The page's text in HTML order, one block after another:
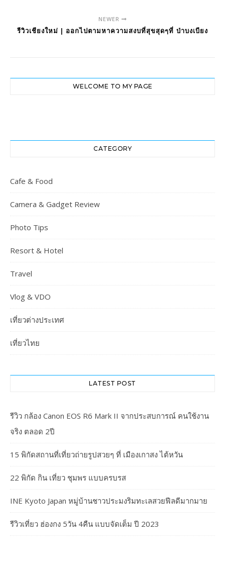
NEWER
รีวิวเชียงใหม่ | ออกไปตามหาความสงบที่สุขสุดๆที่ ป่าบงเบียง
WELCOME TO MY PAGE
CATEGORY
Cafe & Food
Camera & Gadget Review
Photo Tips
Resort & Hotel
Travel
Vlog & VDO
เที่ยวต่างประเทศ
เที่ยวไทย
LATEST POST
รีวิว กล้อง Canon EOS R6 Mark II จากประสบการณ์ คนใช้งาน
จริง ตลอด 2ปี
15 พิกัดสถานที่เที่ยวถ่ายรูปสวยๆ ที่ เมืองเกาสง ไต้หวัน
22 พิกัด กิน เที่ยว ชุมพร แบบครบรส
INE Kyoto Japan หมู่บ้านชาวประมงริมทะเลสวยฟีลดีมากมาย
รีวิวเที่ยว ฮ่องกง 5วัน 4คืน แบบจัดเต็ม ปี 2023